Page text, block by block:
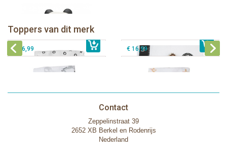
Toppers van dit merk
Lulujo swaddle bamboo 120x120 -
Hugs & Kisses
€ 19,99€ 13,50
Lulujo swaddle 120x120 - Afrique
€ 16,99 € 16,99
Contact
Zeppelinstraat 39
2652 XB Berkel en Rodenrijs
Nederland